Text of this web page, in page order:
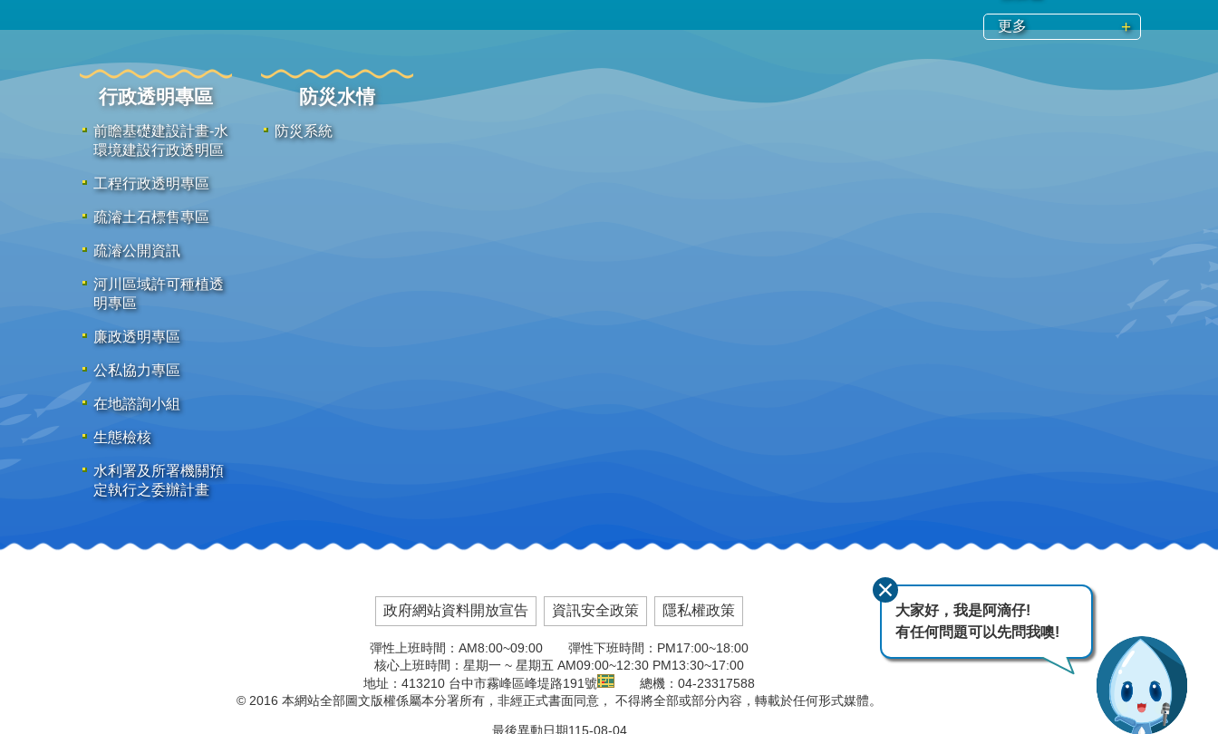
更多
行政透明專區
前瞻基礎建設計畫-水
環境建設行政透明區
工程行政透明專區
疏濬土石標售專區
疏濬公開資訊
河川區域許可種植透
明專區
廉政透明專區
公私協力專區
在地諮詢小組
生態檢核
水利署及所署機關預
定執行之委辦計畫
防災水情
防災系統
政府網站資料開放宣告 資訊安全政策 隱私權政策
彈性上班時間：AM8:00~09:00 彈性下班時間：PM17:00~18:00
核心上班時間：星期一 ~ 星期五 AM09:00~12:30 PM13:30~17:00
地址：413210 台中市霧峰區峰堤路191號
總機：04-23317588
© 2016 本網站全部圖文版權係屬本分署所有，非經正式書面同意， 不得將全部或部分內容，轉載於任何形式媒體。
最後異動日期115-08-04
大家好，我是阿滴仔!
有任何問題可以先問我噢!